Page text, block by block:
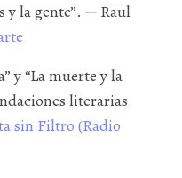
y la gente”. ─ Raul
y “La muerte y la
literarias
sin Filtro (Radio